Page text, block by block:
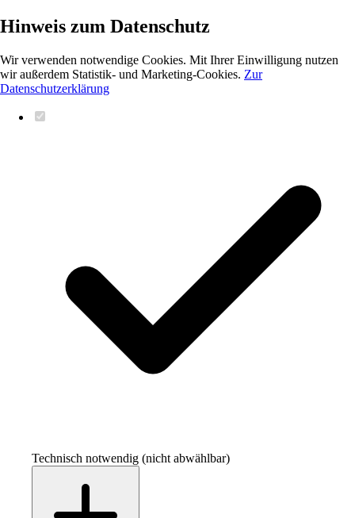
Hinweis zum Datenschutz
Wir verwenden notwendige Cookies. Mit Ihrer Einwilligung nutzen
wir außerdem Statistik- und Marketing-Cookies. Zur
Datenschutzerklärung
Technisch notwendig (nicht abwählbar)